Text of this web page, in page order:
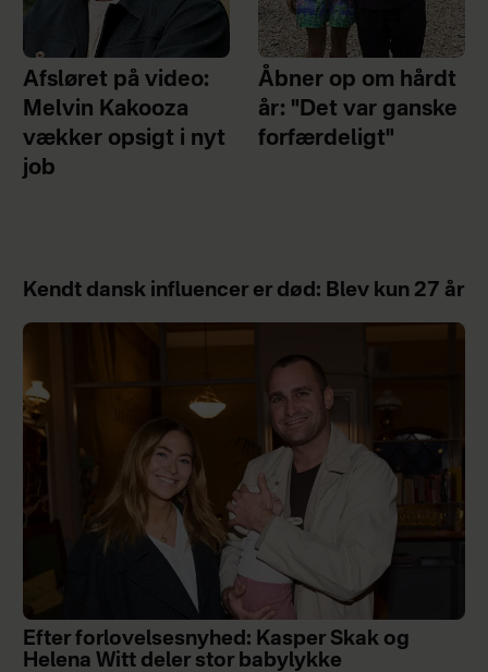
Afsløret på video:
Melvin Kakooza
vækker opsigt i nyt
job
Åbner op om hårdt
år: "Det var ganske
forfærdeligt"
Kendt dansk influencer er død: Blev kun 27 år
Efter forlovelsesnyhed: Kasper Skak og
Helena Witt deler stor babylykke